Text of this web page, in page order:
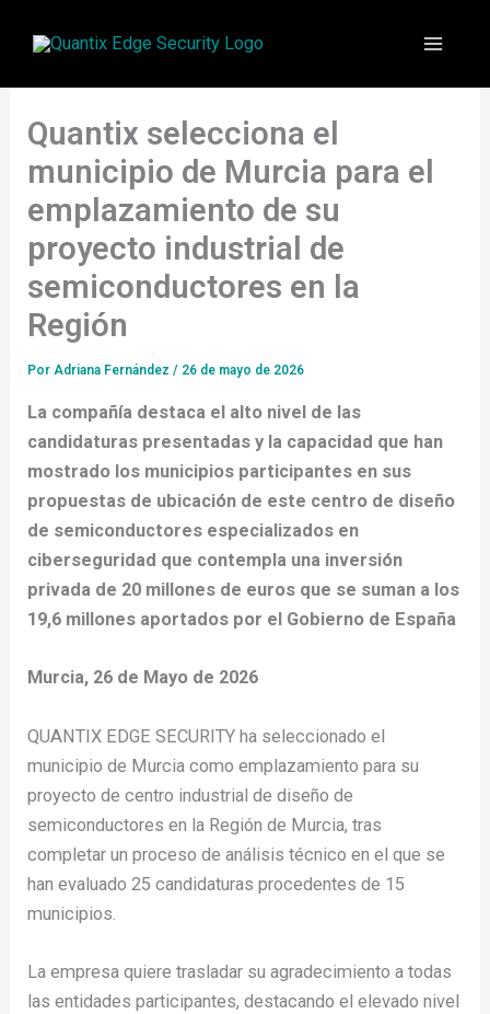
Quantix selecciona el
municipio de Murcia para el
emplazamiento de su
proyecto industrial de
semiconductores en la
Región
Por Adriana Fernández/ 26 de mayo de 2026
La compañía destaca el alto nivel de las
candidaturas presentadas y la capacidad que han
mostrado los municipios participantes en sus
propuestas de ubicación de este centro de diseño
de semiconductores especializados en
ciberseguridad que contempla una inversión
privada de 20 millones de euros que se suman a los
19,6 millones aportados por el Gobierno de España
Murcia, 26 de Mayo de 2026
QUANTIX EDGE SECURITY ha seleccionado el
municipio de Murcia como emplazamiento para su
proyecto de centro industrial de diseño de
semiconductores en la Región de Murcia, tras
completar un proceso de análisis técnico en el que se
han evaluado 25 candidaturas procedentes de 15
municipios.
La empresa quiere trasladar su agradecimiento a todas
las entidades participantes, destacando el elevado nivel